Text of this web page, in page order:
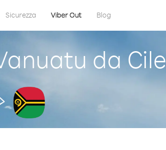
Sicurezza Viber Out Blog
da Cile